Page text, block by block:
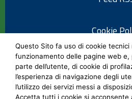
Cookie
Informativa
Note
Questo Sito fa uso di cookie
funzionamento delle pagine web
parte dell’utente, di cookie di
l’esperienza di navigazione degli
l’utilizzo dei servizi messi a
Accetta tutti i cookie si acconsente